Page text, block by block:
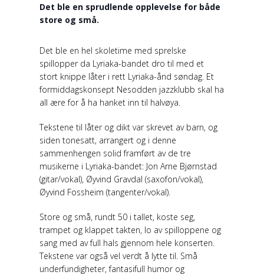
Det ble en sprudlende opplevelse for både
store og små.
Det ble en hel skoletime med sprelske
spillopper da Lyriaka-bandet dro til med et
stort knippe låter i rett Lyriaka-ånd søndag. Et
formiddagskonsept Nesodden jazzklubb skal ha
all ære for å ha hanket inn til halvøya.
Tekstene til låter og dikt var skrevet av barn, og
siden tonesatt, arrangert og i denne
sammenhengen solid framført av de tre
musikerne i Lyriaka-bandet: Jon Arne Bjørnstad
(gitar/vokal), Øyvind Gravdal (saxofon/vokal),
Øyvind Fossheim (tangenter/vokal).
Store og små, rundt 50 i tallet, koste seg,
trampet og klappet takten, lo av spilloppene og
sang med av full hals gjennom hele konserten.
Tekstene var også vel verdt å lytte til. Små
underfundigheter, fantasifull humor og